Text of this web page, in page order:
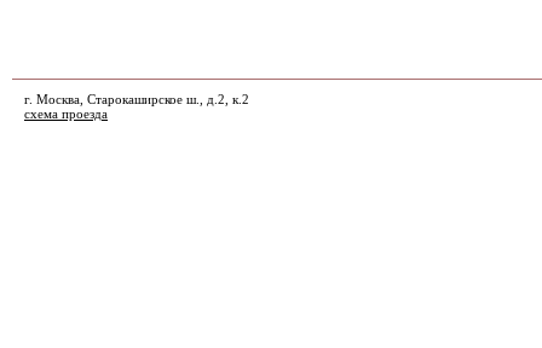
г. Москва, Старокаширское ш., д.2, к.2
схема проезда